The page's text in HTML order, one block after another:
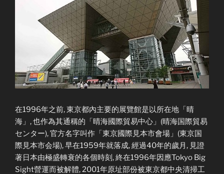
在1996年之前, 東京都內主要的展覽館是以所在地「晴
海」, 也作為其通稱的「晴海國際貿易中心」(晴海国際貿易
センター), 官方名字叫作「東京國際見本市會場」(東京国
際見本市会場), 早在1959年就落成, 經過40年的歲月, 見證
著日本由極盛轉衰的各個時刻, 終在1996年因應Tokyo Big
Sight營運而被解體, 2001年原址部份被東京都中央清掃工